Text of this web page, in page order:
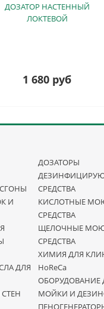
ДОЗАТОР НАСТЕННЫЙ
ЛОКТЕВОЙ
1 680 руб
И
ДЛЯ
ДОЗАТОРЫ
СРЕДСТВА
КИСЛОТНЫЕ
СРЕДСТВА
ЩЕЛОЧНЫЕ
СРЕДСТВА
ХИМИЯ ДЛЯ
HoReCa
ОБОРУДОВАНИЕ
МОЙКИ И